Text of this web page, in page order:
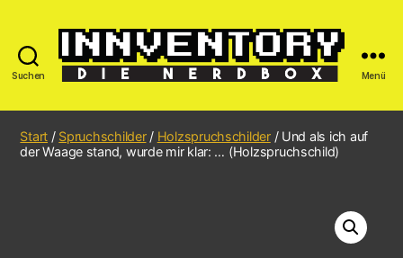
Suchen Menü
Start / Spruchschilder/ Holzspruchschilder/ Und als ich auf
der Waage stand, wurde mir klar: … (Holzspruchschild)